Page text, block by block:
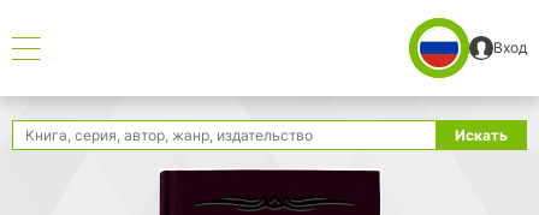
Вход
Поиск Искать